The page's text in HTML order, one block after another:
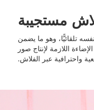
مستجيبة
وهو ما يضمن
اللازمة لإنتاج صور
عبر الفلاش.